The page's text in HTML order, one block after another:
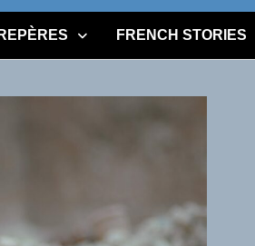
REPÈRES FRENCH STORIES